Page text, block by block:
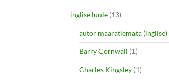
inglise luule (13)
autor määratlemata (inglise)
Barry Cornwall (1)
Charles Kingsley (1)